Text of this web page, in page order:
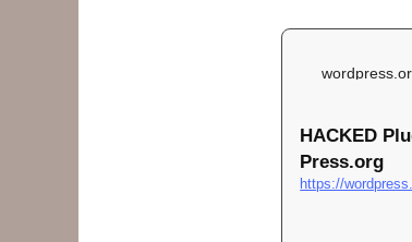
HACKED
Press.org